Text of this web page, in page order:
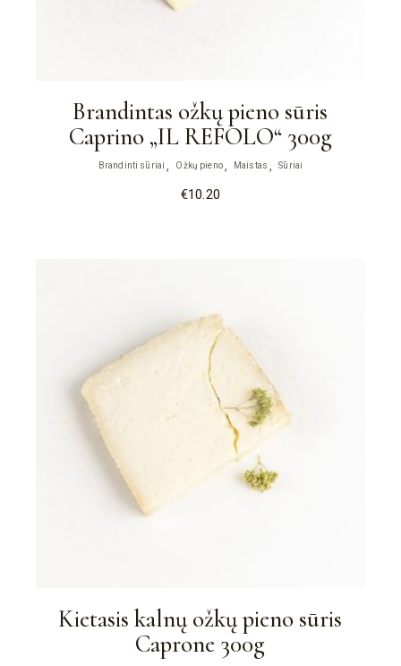
Brandintas ožkų pieno sūris
Caprino „IL REFOLO“ 300g
Brandinti sūriai Ožkų pieno Maistas Sūriai
€10.20
Kietasis kalnų ožkų pieno sūris
Caprone 300g